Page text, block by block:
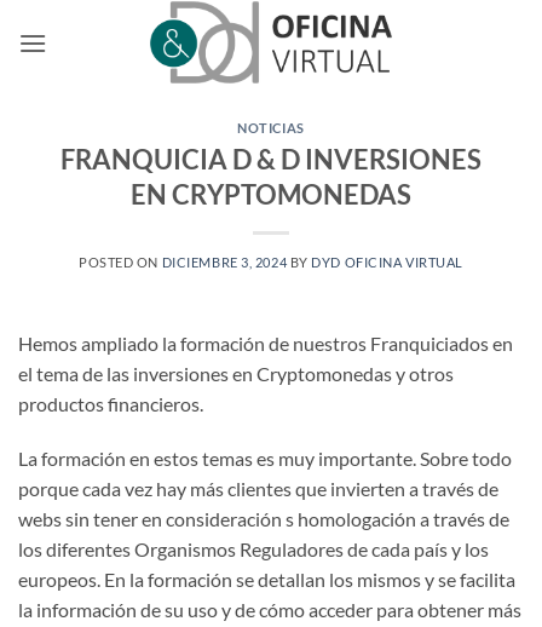
NOTICIAS
FRANQUICIA D & D INVERSIONES
EN CRYPTOMONEDAS
POSTED ON DICIEMBRE 3, 2024 BY DYD OFICINA VIRTUAL
Hemos ampliado la formación de nuestros Franquiciados en
el tema de las inversiones en Cryptomonedas y otros
productos financieros.
La formación en estos temas es muy importante. Sobre todo
porque cada vez hay más clientes que invierten a través de
webs sin tener en consideración s homologación a través de
los diferentes Organismos Reguladores de cada país y los
europeos. En la formación se detallan los mismos y se facilita
la información de su uso y de cómo acceder para obtener más